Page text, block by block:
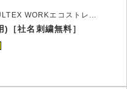
アイトス作業服AZ-4930シリーズ TULTEX WORKエコストレッチ裏綿作業服
［社名刺繍無料］